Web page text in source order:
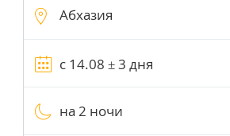
на 2 ночи